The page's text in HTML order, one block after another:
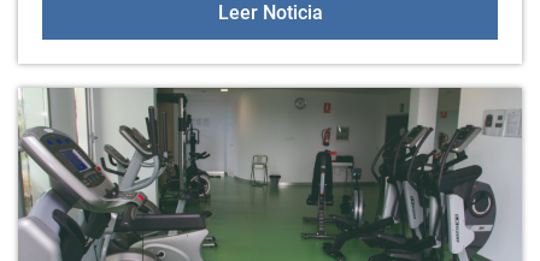
Leer NoticiaCurso de KzGunea en